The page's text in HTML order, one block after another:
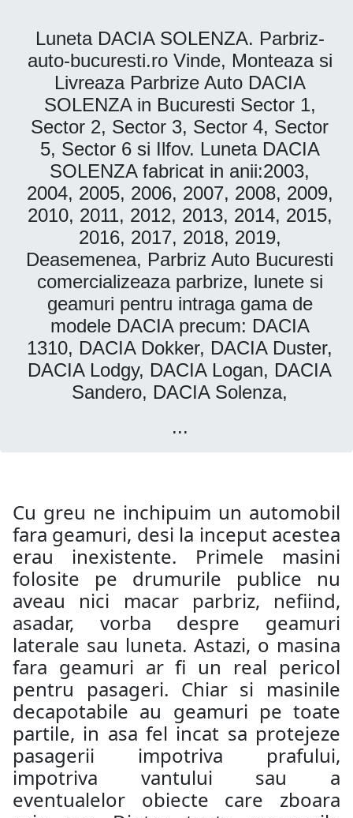
Luneta DACIA SOLENZA. Parbriz-
auto-bucuresti.ro Vinde, Monteaza si
Livreaza Parbrize Auto DACIA
SOLENZA in Bucuresti Sector 1,
Sector 2, Sector 3, Sector 4, Sector
5, Sector 6 si Ilfov. Luneta DACIA
SOLENZA fabricat in anii:2003,
2004, 2005, 2006, 2007, 2008, 2009,
2010, 2011, 2012, 2013, 2014, 2015,
2016, 2017, 2018, 2019,
Deasemenea, Parbriz Auto Bucuresti
comercializeaza parbrize, lunete si
geamuri pentru intraga gama de
modele DACIA precum: DACIA
1310, DACIA Dokker, DACIA Duster,
DACIA Lodgy, DACIA Logan, DACIA
Sandero, DACIA Solenza,
...
Cu greu ne inchipuim un automobil
fara geamuri, desi la inceput acestea
erau inexistente. Primele masini
folosite pe drumurile publice nu
aveau nici macar parbriz, nefiind,
asadar, vorba despre geamuri
laterale sau luneta. Astazi, o masina
fara geamuri ar fi un real pericol
pentru pasageri. Chiar si masinile
decapotabile au geamuri pe toate
partile, in asa fel incat sa protejeze
pasagerii impotriva prafului,
impotriva vantului sau a
eventualelor obiecte care zboara